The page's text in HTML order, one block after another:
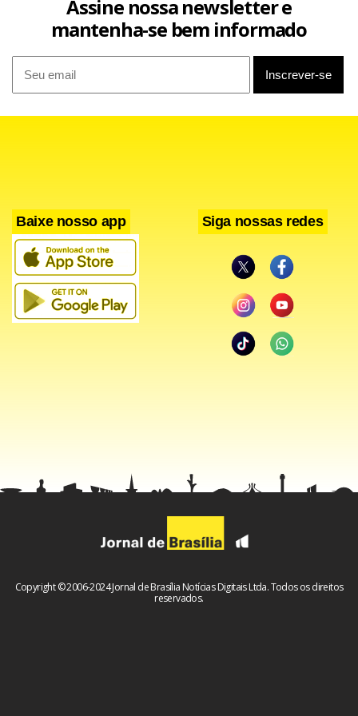
Sobre a Rede Governança
públicos, professores e especialistas que trabalham de
a eficácia na entrega de resultados do serviço público para
a sociedade.
Assine nossa newsletter e
mantenha-se bem informado
Baixe nosso app Siga nossas redes
Copyright © 2006-2024 Jornal de Brasília Notícias Digitais Ltda. Todos os direitos
reservados.